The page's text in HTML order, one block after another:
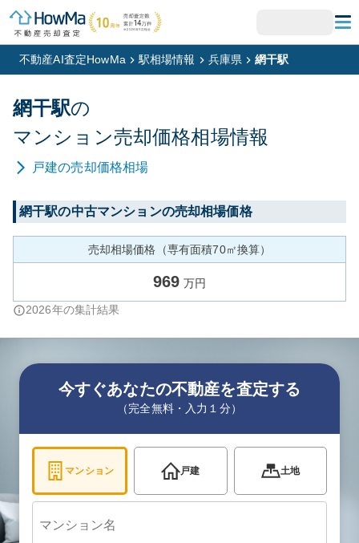
不動産AI査定HowMa 駅相場情報 兵庫県 網干駅
網干駅の
マンション売却価格相場情報
戸建の売却価格相場
網干駅の中古マンションの売却相場価格
売却相場価格（専有面積70㎡換算）
969 万円
2026年の集計結果
今すぐあなたの不動産を査定する
（完全無料・入力１分）
マンション 戸建 土地